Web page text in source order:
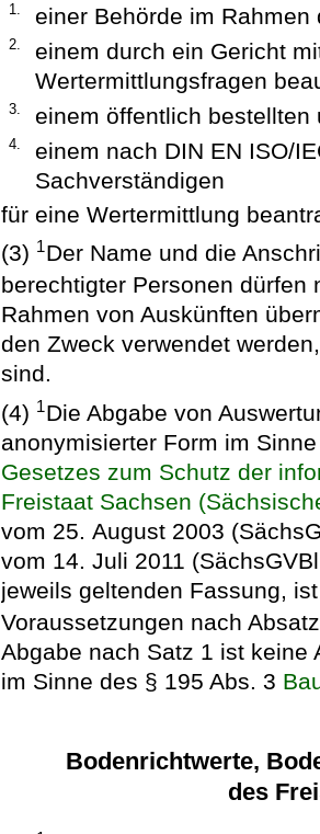
1. einer Behörde im
2.
einem durch ein Gericht
Wertermittlungsfragen
3. einem öffentlich
4.
einem nach DIN EN ISO/
Sachverständigen
für eine Wertermittlung
(3) 1Der Name und die
berechtigter Personen
Rahmen von Auskünften
den Zweck verwendet
sind.
(4) 1Die Abgabe von
anonymisierter Form im
Gesetzes zum Schutz der
Freistaat Sachsen
vom 25. August 2003
vom 14. Juli 2011
jeweils geltenden Fassung,
Voraussetzungen nach
Abgabe nach Satz 1 ist keine
im Sinne des § 195 Abs. 3
Bodenrichtwerte,
des